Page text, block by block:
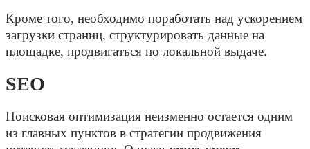
Кроме того, необходимо поработать над ускорением
загрузки страниц, структурировать данные на
площадке, продвигаться по локальной выдаче.
SEO
Поисковая оптимизация неизменно остается одним
из главных пунктов в стратегии продвижения